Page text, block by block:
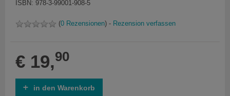
ISBN: 978-3-99001-908-5
(0 Rezensionen) - Rezension verfassen
€ 19,90
in den Warenkorb